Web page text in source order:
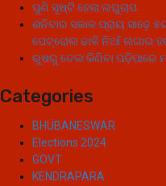
ପୁଣି ସୃଷ୍ଟି ହେଲା ଲଘୁଚାପ
ଶନିବାର ସକାଳ ପ୍ରାୟ ସାଢ଼େ
ପେଟ୍ରୋଲ ଢାଳି ନିଆଁ ଲଗାଇ
ରୁଷରୁ ତେଲ କିଣିବା ପଡ଼ିପାରେ
Categories
BHUBANESWAR
Elections 2024
GOVT
KENDRAPARA